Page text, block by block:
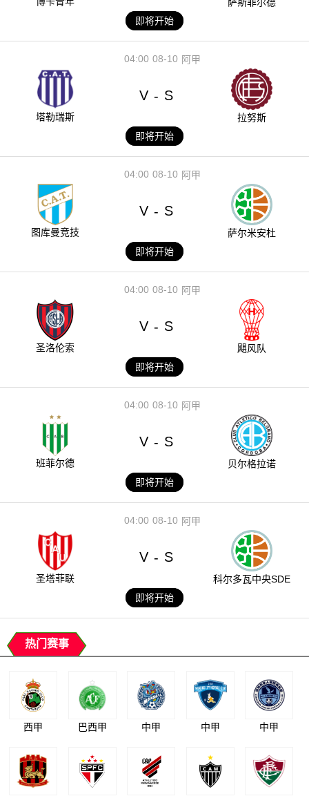
即将开始
08-10
04:00 阿甲
塔勒瑞斯
V - S
拉努斯
即将开始
08-10
04:00 阿甲
图库曼竞技
V - S
萨尔米安杜
即将开始
08-10
04:00 阿甲
圣洛伦索
V - S
飓风队
即将开始
08-10
04:00 阿甲
班菲尔德
V - S
贝尔格拉诺
即将开始
08-10
04:00 阿甲
圣塔菲联
V - S
科尔多瓦中央SDE
即将开始
热门赛事
西甲 巴西甲 中甲 中甲 中甲